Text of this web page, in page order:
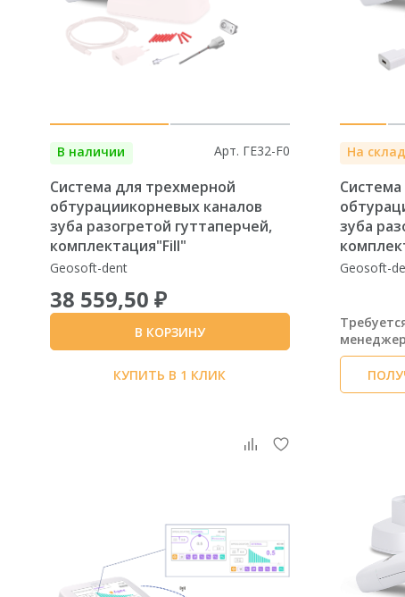
В наличии Арт. ГЕ32-F0
Система для трехмерной
обтурациикорневых каналов
зуба разогретой гуттаперчей,
комплектация"Fill"
Geosoft-dent
38 559,50 ₽
В КОРЗИНУ
КУПИТЬ В 1 КЛИК
На
зуба
Geosoft-